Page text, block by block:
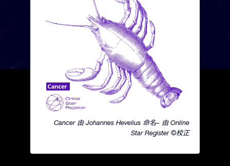
Cancer 由 Johannes Hevelius 命名– 由 Online
Star Register ©校正